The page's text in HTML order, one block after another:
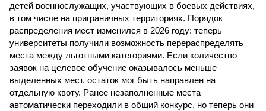
детей военнослужащих, участвующих в боевых действиях,
в том числе на приграничных территориях. Порядок
распределения мест изменился в 2026 году: теперь
университеты получили возможность перераспределять
места между льготными категориями. Если количество
заявок на целевое обучение оказывалось меньше
выделенных мест, остаток мог быть направлен на
отдельную квоту. Ранее незаполненные места
автоматически переходили в общий конкурс, но теперь они